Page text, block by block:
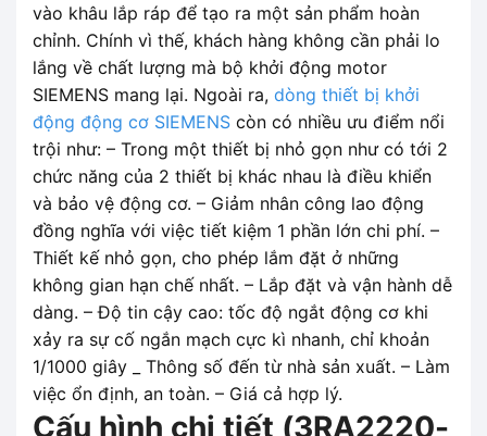
vào khâu lắp ráp để tạo ra một sản phẩm hoàn
chỉnh. Chính vì thế, khách hàng không cần phải lo
lắng về chất lượng mà bộ khởi động motor
SIEMENS mang lại. Ngoài ra, dòng thiết bị khởi
động động cơ SIEMENS còn có nhiều ưu điểm nổi
trội như: – Trong một thiết bị nhỏ gọn như có tới 2
chức năng của 2 thiết bị khác nhau là điều khiển
và bảo vệ động cơ. – Giảm nhân công lao động
đồng nghĩa với việc tiết kiệm 1 phần lớn chi phí. –
Thiết kế nhỏ gọn, cho phép lắm đặt ở những
không gian hạn chế nhất. – Lắp đặt và vận hành dễ
dàng. – Độ tin cậy cao: tốc độ ngắt động cơ khi
xảy ra sự cố ngắn mạch cực kì nhanh, chỉ khoản
1/1000 giây _ Thông số đến từ nhà sản xuất. – Làm
việc ổn định, an toàn. – Giá cả hợp lý.
Cấu hình chi tiết (3RA2220-